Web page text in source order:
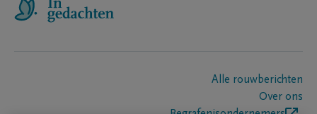
Alle rouwberichten
Over ons